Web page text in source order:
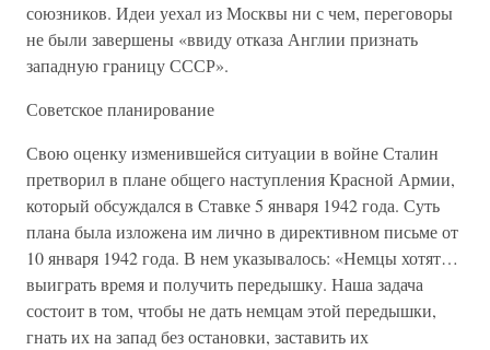
союзников. Идеи уехал из Москвы ни с чем, переговоры
не были завершены «ввиду отказа Англии признать
западную границу СССР».
Советское планирование
Свою оценку изменившейся ситуации в войне Сталин
претворил в плане общего наступления Красной Армии,
который обсуждался в Ставке 5 января 1942 года. Суть
плана была изложена им лично в директивном письме от
10 января 1942 года. В нем указывалось: «Немцы хотят…
выиграть время и получить передышку. Наша задача
состоит в том, чтобы не дать немцам этой передышки,
гнать их на запад без остановки, заставить их